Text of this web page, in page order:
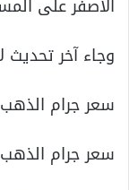
الأصفر على
وجاء آخر تحديث
سعر جرام الذهب عيار 24 نحو
سعر جرام الذهب عيار 22 نحو